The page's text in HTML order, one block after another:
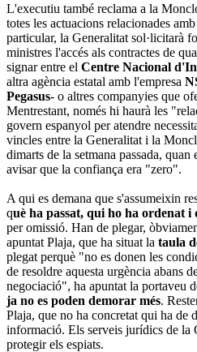
L'executiu també reclama a la
totes les actuacions relacionades
particular, la Generalitat sol·licitarà
ministres l'accés als contractes de
signar entre el Centre Nacional
altra agència estatal amb l'empresa
Pegasus- o altres companyies que
Mentrestant, només hi haurà les
govern espanyol per atendre
vincles entre la Generalitat i la
dimarts de la setmana passada, quan
avisar que la confiança era "zero".
A qui es demana que s'assumeixin
què ha passat, qui ho ha ordenat i
per omissió. Han de plegar,
apuntat Plaja, que ha situat la taula
plegat perquè "no es donen les
de resoldre aquesta urgència abans
negociació", ha apuntat la portaveu
ja no es poden demorar més.
Plaja, que no ha concretat qui ha de
informació. Els serveis jurídics de la
protegir els espiats.